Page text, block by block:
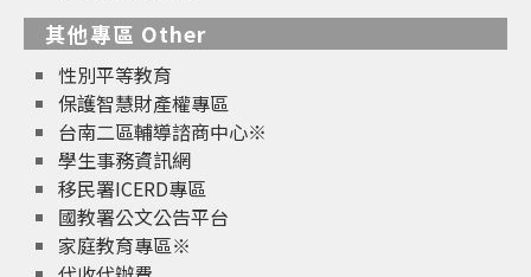
其他專區 Other
性別平等教育
保護智慧財產權專區
台南二區輔導諮商中心※
學生事務資訊網
移民署ICERD專區
國教署公文公告平台
家庭教育專區※